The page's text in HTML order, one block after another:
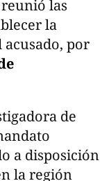
las
la
por
de
a disposición
la región